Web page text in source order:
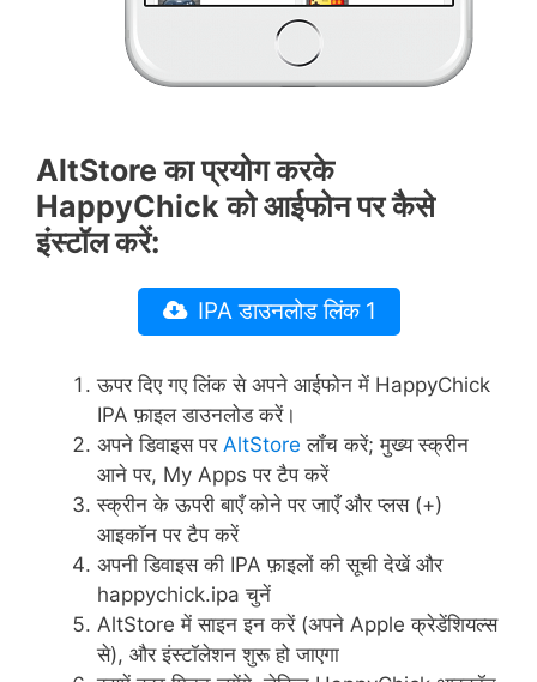
AltStore का प्रयोग करके
HappyChick को आईफोन पर कैसे
इंस्टॉल करें:
IPA डाउनलोड लिंक 1
ऊपर दिए गए लिंक से अपने आईफोन में HappyChick
IPA फ़ाइल डाउनलोड करें।
अपने डिवाइस पर AltStore लॉंच करें; मुख्य स्क्रीन
आने पर, My Apps पर टैप करें
स्क्रीन के ऊपरी बाएँ कोने पर जाएँ और प्लस (+)
आइकॉन पर टैप करें
अपनी डिवाइस की IPA फ़ाइलों की सूची देखें और
happychick.ipa चुनें
AltStore में साइन इन करें (अपने Apple क्रेडेंशियल्स
से), और इंस्टॉलेशन शुरू हो जाएगा